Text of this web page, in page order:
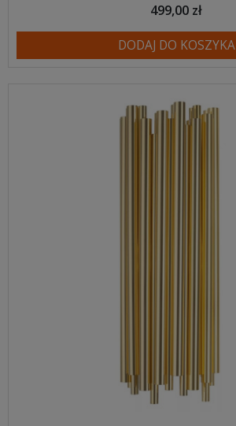
499,00 zł
DODAJ DO KOSZYKA